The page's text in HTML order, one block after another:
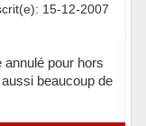
15-12-2007
pour hors
beaucoup de